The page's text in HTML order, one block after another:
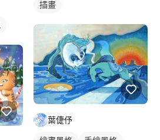
插畫
葉倢伃